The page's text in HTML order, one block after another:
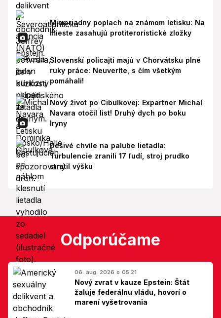
Mimoriadny poplach na známom letisku: Na
mieste zasahujú protiteroristické zložky
Slovenskí policajti majú v Chorvátsku plné
ruky práce: Neuveríte, s čím všetkým
pomáhali!
Nový život po Cibulkovej: Expartner Michal
Navara otočil list! Druhý dych po boku
Iryny
Desivé chvíle na palube lietadla:
Turbulencie zranili 17 ľudí, stroj prudko
stratil výšku
Odporúčame
06. aug. 2026 o 05:21
Nový zvrat v kauze Epstein: Štát
žaluje federálnu vládu, hovorí o
marení vyšetrovania